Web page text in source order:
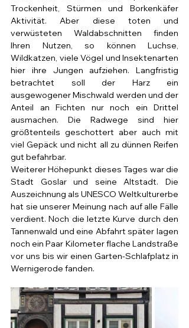
Trockenheit, Stürmen und Borkenkäfer
Aktivität. Aber diese toten und
verwüsteten Waldabschnitten finden
Ihren Nutzen, so können Luchse,
Wildkatzen, viele Vögel und Insektenarten
hier ihre Jungen aufziehen. Langfristig
betrachtet soll der Harz ein
ausgewogener Mischwald werden und der
Anteil an Fichten nur noch ein Drittel
ausmachen. Die Radwege sind hier
größtenteils geschottert aber auch mit
viel Gepäck und nicht all zu dünnen Reifen
gut befahrbar.
Weiterer Höhepunkt dieses Tages war die
Stadt Goslar und seine Altstadt. Die
Auszeichnung als UNESCO Weltkulturerbe
hat sie unserer Meinung nach auf alle Fälle
verdient. Noch die letzte Kurve durch den
Tannenwald und eine Abfahrt später lagen
noch ein Paar Kilometer flache Landstraße
vor uns bis wir einen Garten-Schlafplatz in
Wernigerode fanden.